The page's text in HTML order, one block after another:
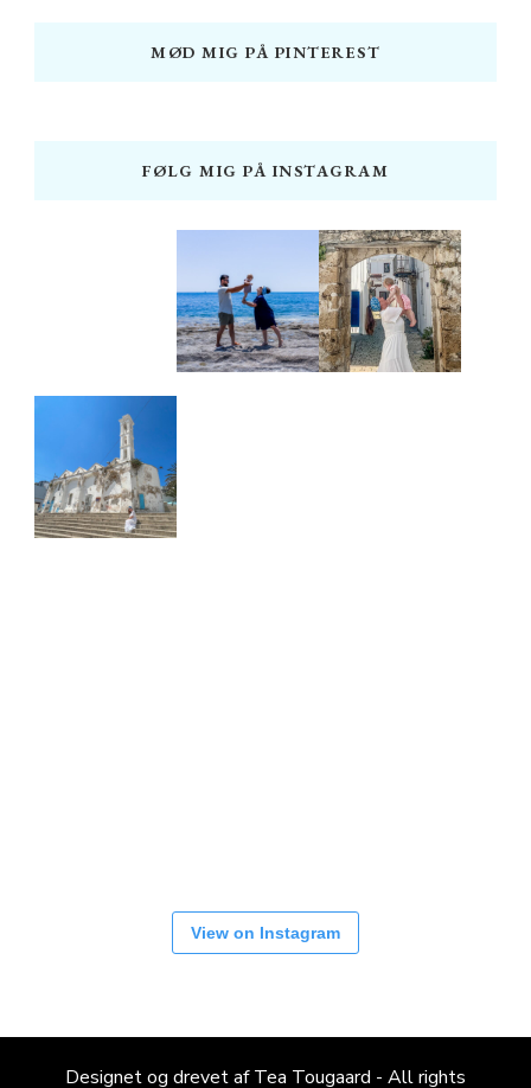
MØD MIG PÅ PINTEREST
FØLG MIG PÅ INSTAGRAM
View on Instagram
Designet og drevet af Tea Tougaard - All rights